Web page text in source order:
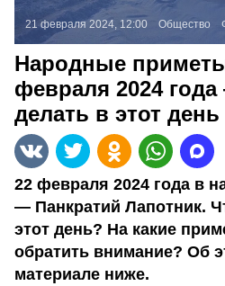
21 февраля 2024, 12:00 Общество
Народные
февраля 2024
делать в этот день
22 февраля 2024 года в
— Панкратий Лапотник.
этот день? На какие
обратить внимание? Об
материале ниже.